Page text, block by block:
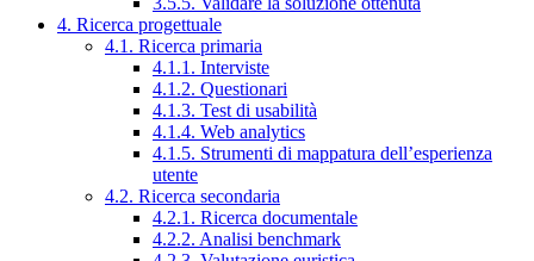
4. Ricerca progettuale
4.1. Ricerca primaria
4.1.1. Interviste
4.1.2. Questionari
4.1.3. Test di usabilità
4.1.4. Web analytics
4.1.5. Strumenti di mappatura dell’esperienza
utente
4.2. Ricerca secondaria
4.2.1. Ricerca documentale
4.2.2. Analisi benchmark